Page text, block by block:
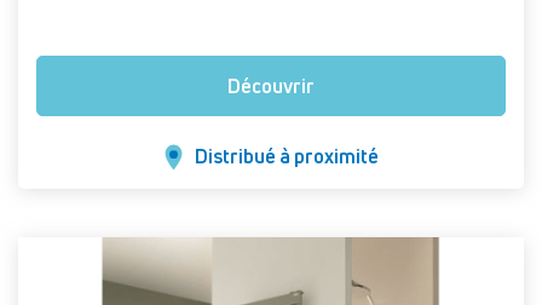
Découvrir
Distribué à proximité